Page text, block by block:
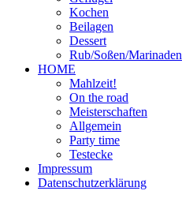
Kochen
Beilagen
Dessert
Rub/Soßen/Marinaden
HOME
Mahlzeit!
On the road
Meisterschaften
Allgemein
Party time
Testecke
Impressum
Datenschutzerklärung